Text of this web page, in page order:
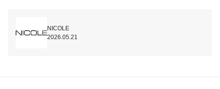
NICOLE
2026.05.21